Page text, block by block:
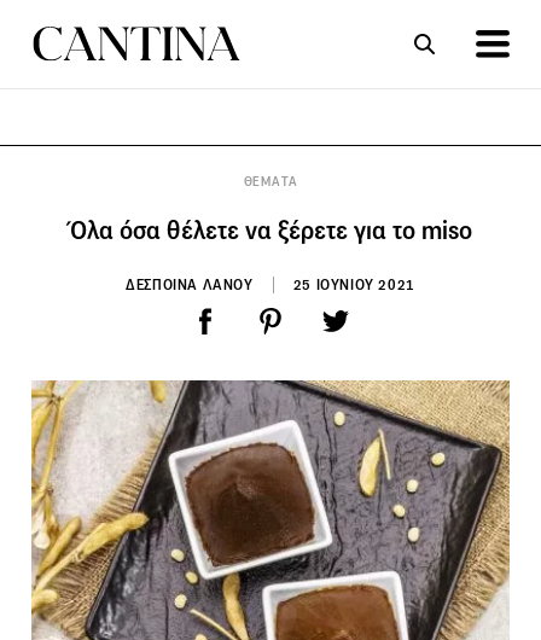
ΘΕΜΑΤΑ
Όλα όσα θέλετε να ξέρετε για το miso
ΔΕΣΠΟΙΝΑ ΛΑΝΟΥ 25 ΙΟΥΝΙΟΥ 2021